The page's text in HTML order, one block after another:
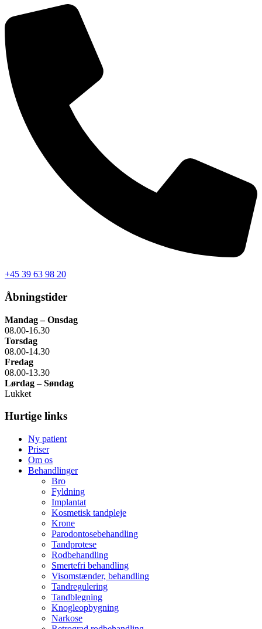
+45 39 63 98 20
Åbningstider
Mandag – Onsdag
08.00-16.30
Torsdag
08.00-14.30
Fredag
08.00-13.30
Lørdag – Søndag
Lukket
Hurtige links
Ny patient
Priser
Om os
Behandlinger
Bro
Fyldning
Implantat
Kosmetisk tandpleje
Krone
Parodontosebehandling
Tandprotese
Rodbehandling
Smertefri behandling
Visomstænder, behandling
Tandregulering
Tandblegning
Knogleopbygning
Narkose